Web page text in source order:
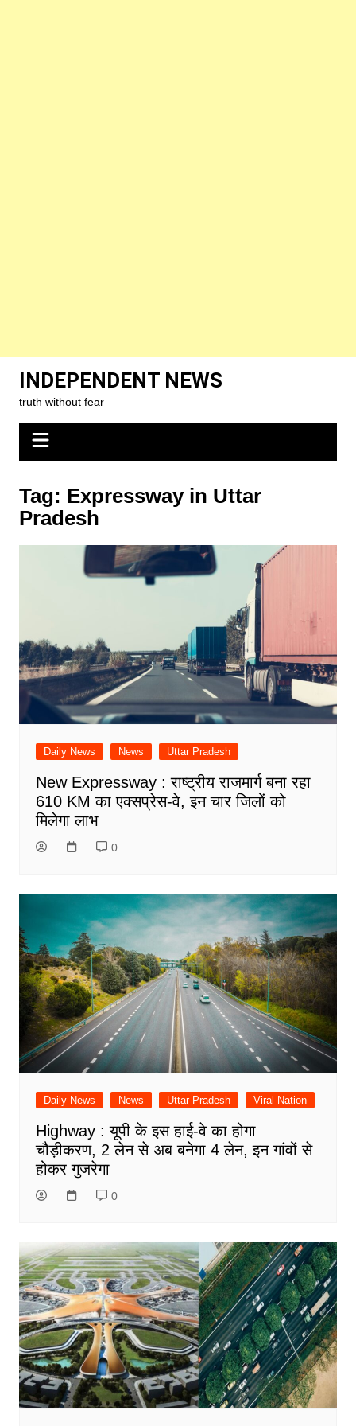
content
INDEPENDENT NEWS
truth without fear
Tag: Expressway in Uttar
Pradesh
Daily News News Uttar Pradesh
New Expressway : राष्ट्रीय राजमार्ग बना रहा
610 KM का एक्सप्रेस-वे, इन चार जिलों को
मिलेगा लाभ
0
Daily News News Uttar Pradesh Viral Nation
Highway : यूपी के इस हाई-वे का होगा
चौड़ीकरण, 2 लेन से अब बनेगा 4 लेन, इन गांवों से
होकर गुजरेगा
0